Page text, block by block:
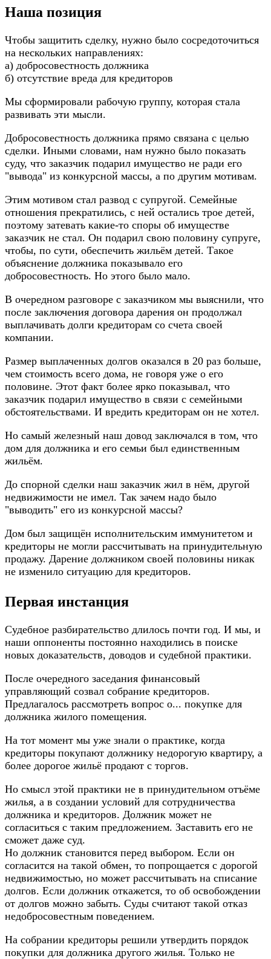
Наша позиция
Чтобы защитить сделку, нужно было сосредоточиться
на нескольких направлениях:
а) добросовестность должника
б) отсутствие вреда для кредиторов
Мы сформировали рабочую группу, которая стала
развивать эти мысли.
Добросовестность должника прямо связана с целью
сделки. Иными словами, нам нужно было показать
суду, что заказчик подарил имущество не ради его
"вывода" из конкурсной массы, а по другим мотивам.
Этим мотивом стал развод с супругой. Семейные
отношения прекратились, с ней остались трое детей,
поэтому затевать какие-то споры об имуществе
заказчик не стал. Он подарил свою половину супруге,
чтобы, по сути, обеспечить жильём детей. Такое
объяснение должника показывало его
добросовестность. Но этого было мало.
В очередном разговоре с заказчиком мы выяснили, что
после заключения договора дарения он продолжал
выплачивать долги кредиторам со счета своей
компании.
Размер выплаченных долгов оказался в 20 раз больше,
чем стоимость всего дома, не говоря уже о его
половине. Этот факт более ярко показывал, что
заказчик подарил имущество в связи с семейными
обстоятельствами. И вредить кредиторам он не хотел.
Но самый железный наш довод заключался в том, что
дом для должника и его семьи был единственным
жильём.
До спорной сделки наш заказчик жил в нём, другой
недвижимости не имел. Так зачем надо было
"выводить" его из конкурсной массы?
Дом был защищён исполнительским иммунитетом и
кредиторы не могли рассчитывать на принудительную
продажу. Дарение должником своей половины никак
не изменило ситуацию для кредиторов.
Первая инстанция
Судебное разбирательство длилось почти год. И мы, и
наши оппоненты постоянно находились в поиске
новых доказательств, доводов и судебной практики.
После очередного заседания финансовый
управляющий созвал собрание кредиторов.
Предлагалось рассмотреть вопрос о... покупке для
должника жилого помещения.
На тот момент мы уже знали о практике, когда
кредиторы покупают должнику недорогую квартиру, а
более дорогое жильё продают с торгов.
Но смысл этой практики не в принудительном отъёме
жилья, а в создании условий для сотрудничества
должника и кредиторов. Должник может не
согласиться с таким предложением. Заставить его не
сможет даже суд.
Но должник становится перед выбором. Если он
согласится на такой обмен, то попрощается с дорогой
недвижимостью, но может рассчитывать на списание
долгов. Если должник откажется, то об освобождении
от долгов можно забыть. Суды считают такой отказ
недобросовестным поведением.
На собрании кредиторы решили утвердить порядок
покупки для должника другого жилья. Только не